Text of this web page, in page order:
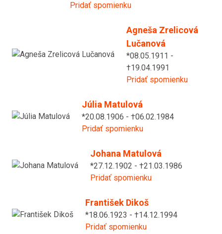
Pridať spomienku
Agneša Zrelicová
Lučanová
*08.05.1911 -
†19.04.1991
Pridať spomienku
Júlia Matulová
*20.08.1906 - †06.02.1984
Pridať spomienku
Johana Matulová
*27.12.1902 - †21.03.1986
Pridať spomienku
František Dikoš
*18.06.1923 - †14.12.1994
Pridať spomienku